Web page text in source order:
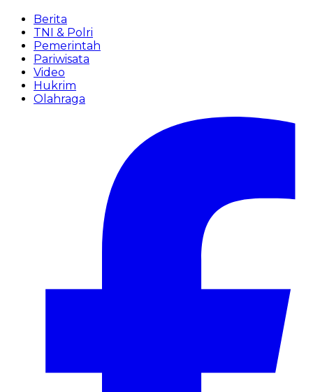
Berita
TNI & Polri
Pemerintah
Pariwisata
Video
Hukrim
Olahraga